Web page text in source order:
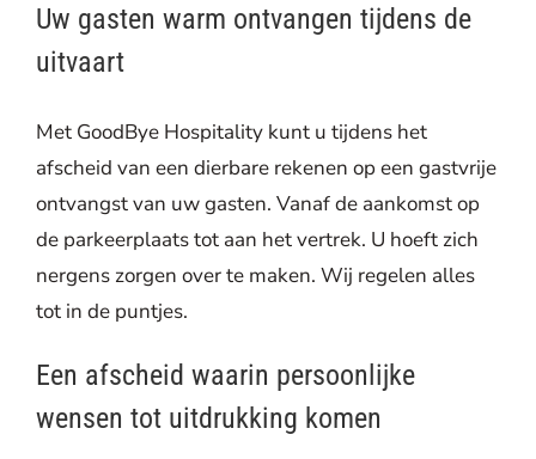
Uw gasten warm ontvangen tijdens de
uitvaart
Met GoodBye Hospitality kunt u tijdens het
afscheid van een dierbare rekenen op een gastvrije
ontvangst van uw gasten. Vanaf de aankomst op
de parkeerplaats tot aan het vertrek. U hoeft zich
nergens zorgen over te maken. Wij regelen alles
tot in de puntjes.
Een afscheid waarin persoonlijke
wensen tot uitdrukking komen